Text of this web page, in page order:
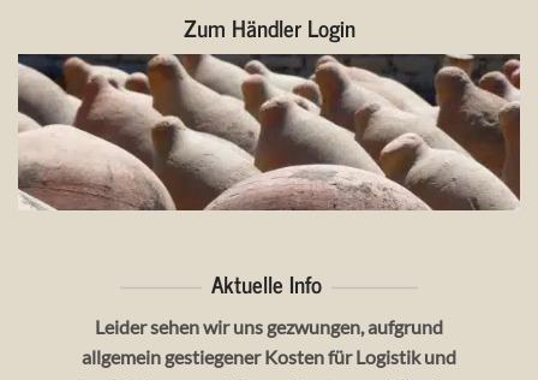
ZUM HÄNDLER LOGIN
Zum Händler Login
————- Aktuelle Info ————–
Leider sehen wir uns gezwungen, aufgrund
allgemein gestiegener Kosten für Logistik und